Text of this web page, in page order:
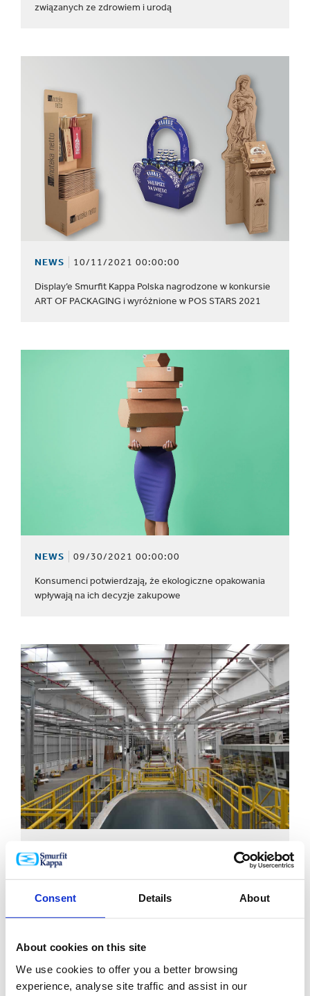
Consent Details About
About cookies on this site
We use cookies to offer you a better browsing
experience, analyse site traffic and assist in our
związanych ze zdrowiem i urodą
NEWS 10/11/2021 00:00:00
Display’e Smurfit Kappa Polska nagrodzone w konkursie
ART OF PACKAGING i wyróżnione w POS STARS 2021
NEWS 09/30/2021 00:00:00
Konsumenci potwierdzają, że ekologiczne opakowania
wpływają na ich decyzje zakupowe
NEWS